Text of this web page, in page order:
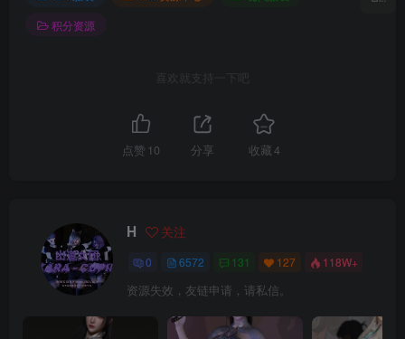
积分资源
喜欢就支持一下吧
点赞 10 分享 收藏4
H 关注
0 6572 131 127 118W+
资源失效，友链申请，请私信。